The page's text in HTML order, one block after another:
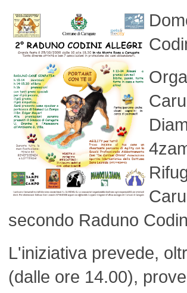
secondo Raduno
L'iniziativa prevede,
(dalle ore 14.00),